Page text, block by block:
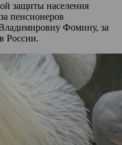
защиты населения
пенсионеров
Фомину, за
России.